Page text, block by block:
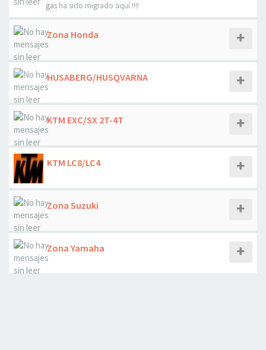
gas ha sido migrado aquí !!!!
Zona Honda
HUSABERG/HUSQVARNA
KTM EXC/SX 2T-4T
KTM LC8/LC4
Zona Suzuki
Zona Yamaha